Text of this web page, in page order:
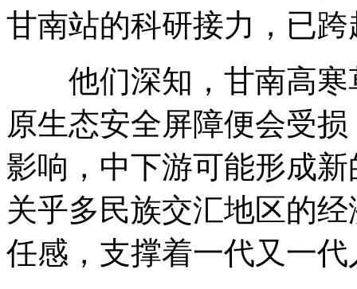
甘南站的科研接力，已
他们深知，甘南高寒
原生态安全屏障便会受
影响，中下游可能形成
关乎多民族交汇地区的
任感，支撑着一代又一